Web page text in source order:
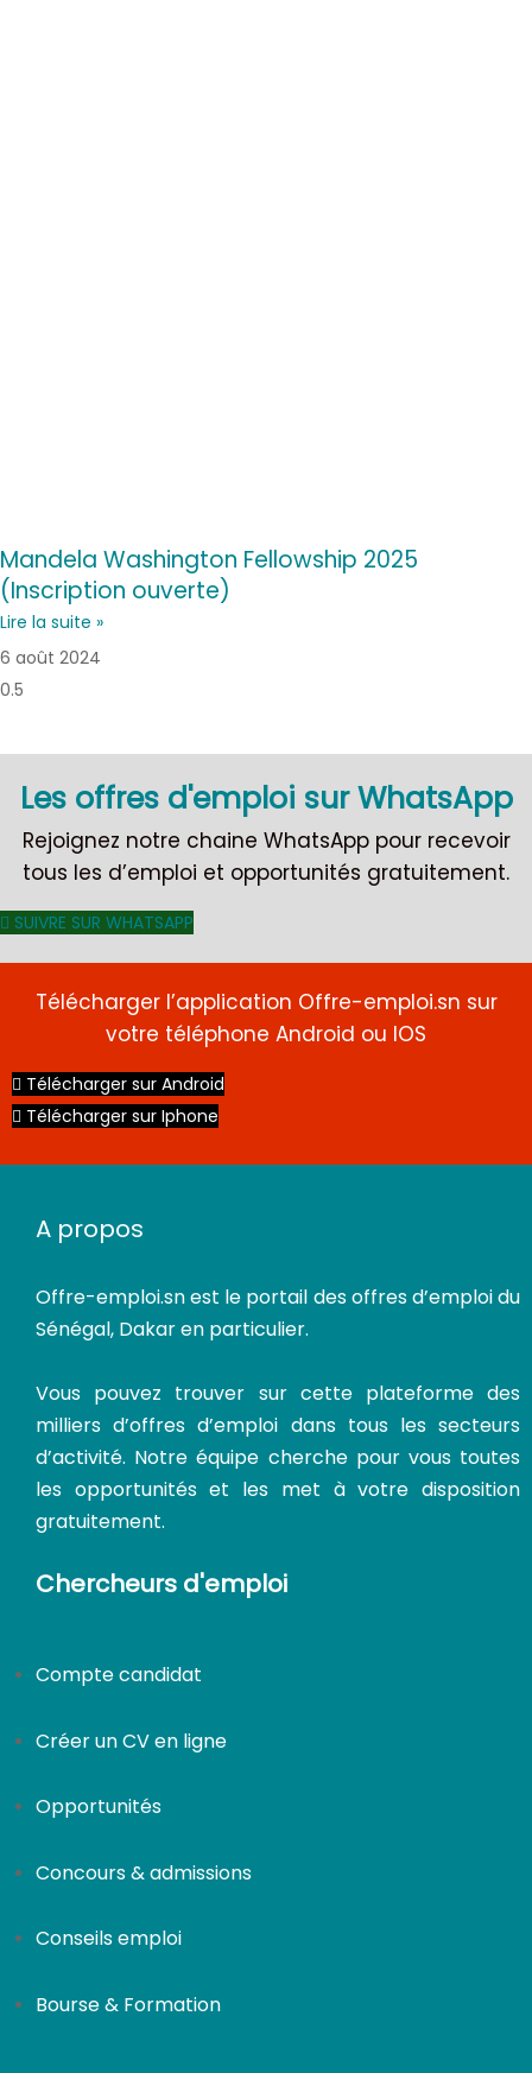
Mandela Washington Fellowship 2025
(Inscription ouverte)
Lire la suite »
6 août 2024
Les offres d'emploi sur WhatsApp
Rejoignez notre chaine WhatsApp pour recevoir
tous les d’emploi et opportunités gratuitement.
SUIVRE SUR WHATSAPP
Télécharger l’application Offre-emploi.sn sur
votre téléphone Android ou IOS
Télécharger sur Android
Télécharger sur Iphone
A propos
Offre-emploi.snest le portail des offres d’emploi du
Sénégal, Dakar en particulier.
Vous pouvez trouver sur cette plateforme des
milliers d’offres d’emploi dans tous les secteurs
d’activité. Notre équipe cherche pour vous toutes
les opportunités et les met à votre disposition
gratuitement.
Chercheurs d'emploi
Compte candidat
Créer un CV en ligne
Opportunités
Concours & admissions
Conseils emploi
Bourse & Formation